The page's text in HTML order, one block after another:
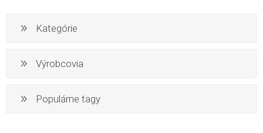
Kategórie
Výrobcovia
Populárne tagy